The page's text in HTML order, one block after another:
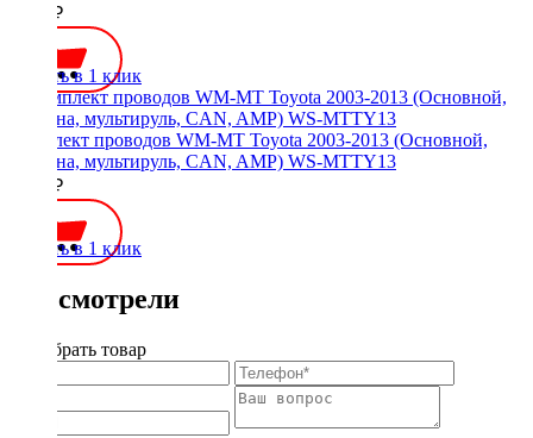
2300 ₽
Купить в 1 клик
Комплект проводов WM-MT Toyota 2003-2013 (Основной,
антенна, мультируль, CAN, AMP) WS-MTTY13
4600 ₽
Купить в 1 клик
Вы смотрели
Подобрать товар